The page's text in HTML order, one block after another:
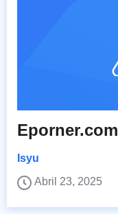
Eporner.com
Isyu
Abril 23, 2025